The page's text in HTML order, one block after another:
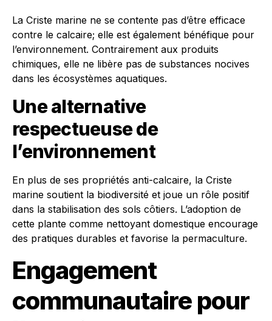
La Criste marine ne se contente pas d’être efficace
contre le calcaire; elle est également bénéfique pour
l’environnement. Contrairement aux produits
chimiques, elle ne libère pas de substances nocives
dans les écosystèmes aquatiques.
Une alternative
respectueuse de
l’environnement
En plus de ses propriétés anti-calcaire, la Criste
marine soutient la biodiversité et joue un rôle positif
dans la stabilisation des sols côtiers. L’adoption de
cette plante comme nettoyant domestique encourage
des pratiques durables et favorise la permaculture.
Engagement
communautaire pour